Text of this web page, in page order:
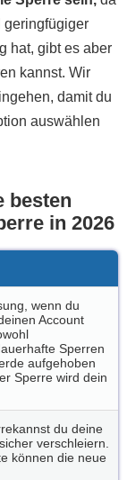
geringfügiger
hat, gibt es aber
kannst. Wir
damit du
auswählen
besten
in 2026
wenn du
Account
Sperren
aufgehoben
Sperre wird dein
du deine
verschleiern.
können die neue